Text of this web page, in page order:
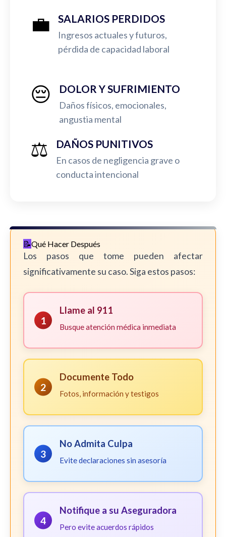
💼 SALARIOS PERDIDOS
Ingresos actuales y futuros,
pérdida de capacidad laboral
😔 DOLOR Y SUFRIMIENTO
Daños físicos, emocionales,
angustia mental
⚖️ DAÑOS PUNITIVOS
En casos de negligencia grave o
conducta intencional
Qué Hacer Después
Los pasos que tome pueden afectar
significativamente su caso. Siga estos pasos:
1
Llame al 911
Busque atención médica inmediata
2
Documente Todo
Fotos, información y testigos
3
No Admita Culpa
Evite declaraciones sin asesoría
4
Notifique a su Aseguradora
Pero evite acuerdos rápidos